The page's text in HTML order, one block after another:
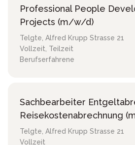
Professional People
Projects (m/w/d)
Telgte, Alfred Krupp Strasse 21
Vollzeit, Teilzeit
Berufserfahrene
Sachbearbeiter
Reisekostenabrechnung
Telgte, Alfred Krupp Strasse 21
Vollzeit